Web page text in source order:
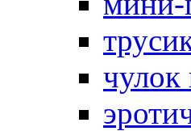
чулок